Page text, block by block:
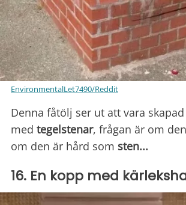
EnvironmentalLet7490/Reddit
Denna fåtölj ser ut att vara skapad
med tegelstenar, frågan är om
om den är hård som sten...
16. En kopp med